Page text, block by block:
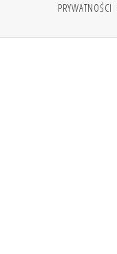
PRYWATNOŚCI